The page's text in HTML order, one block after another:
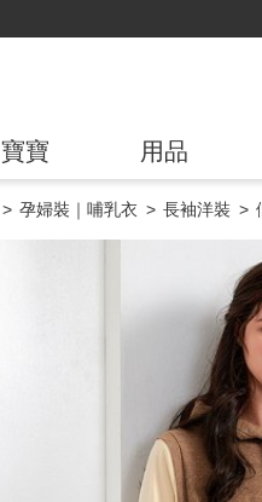
寶寶 用品
孕婦裝｜哺乳衣 長袖洋裝